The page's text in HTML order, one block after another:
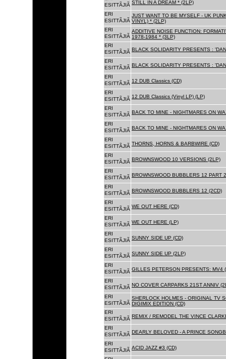
ESITTÃJIÃ STILL IN A DREAM * (2LP)
ERI
ESITTÃJIÃ
JUST WANT TO BE MYSELF - UK
VINYL) * (2LP)
ERI
ESITTÃJIÃ
ADDITIVE NOISE FUNCTION:
1978-1984 * (3LP)
ERI
ESITTÃJIÃ BLACK SOLIDARITY PRESENTS :
ERI
ESITTÃJIÃ BLACK SOLIDARITY PRESENTS :
ERI
ESITTÃJIÃ 12 DUB Classics (CD)
ERI
ESITTÃJIÃ 12 DUB Classics (Vinyl LP) (LP)
ERI
ESITTÃJIÃ BACK TO MINE - NIGHTMARES ON
ERI
ESITTÃJIÃ BACK TO MINE - NIGHTMARES ON
ERI
ESITTÃJIÃ THORNS, HORNS & BARBWIRE (CD)
ERI
ESITTÃJIÃ BROWNSWOOD 10 VERSIONS (2LP)
ERI
ESITTÃJIÃ BROWNSWOOD BUBBLERS 12 PART
ERI
ESITTÃJIÃ BROWNSWOOD BUBBLERS 12 (2CD)
ERI
ESITTÃJIÃ WE OUT HERE (CD)
ERI
ESITTÃJIÃ WE OUT HERE (LP)
ERI
ESITTÃJIÃ SUNNY SIDE UP (CD)
ERI
ESITTÃJIÃ SUNNY SIDE UP (2LP)
ERI
ESITTÃJIÃ GILLES PETERSON PRESENTS: MV4
ERI
ESITTÃJIÃ NO COVER CARPARKS 21ST ANNIV
ERI
ESITTÃJIÃ
SHERLOCK HOLMES - ORIGINAL TV
DIGIMIX EDITION (CD)
ERI
ESITTÃJIÃ REMIX / REMODEL THE VINCE
ERI
ESITTÃJIÃ DEARLY BELOVED - A PRINCE
ERI
ESITTÃJIÃ ACID JAZZ #3 (CD)